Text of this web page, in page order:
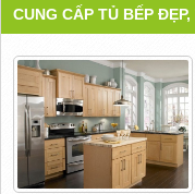
CUNG CẤP TỦ BẾP